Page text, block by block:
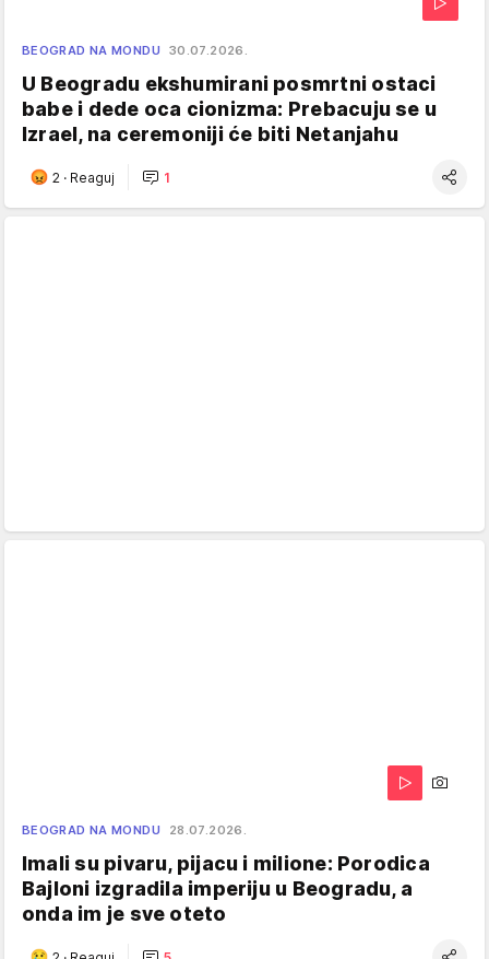
BEOGRAD NA MONDU 30.07.2026.
U Beogradu ekshumirani posmrtni ostaci
babe i dede oca cionizma: Prebacuju se u
Izrael, na ceremoniji će biti Netanjahu
2 · Reaguj 1
BEOGRAD NA MONDU 28.07.2026.
Imali su pivaru, pijacu i milione: Porodica
Bajloni izgradila imperiju u Beogradu, a
onda im je sve oteto